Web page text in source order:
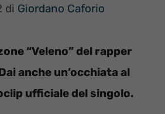
di Giordano Caforio
“Veleno” del rapper
anche un’occhiata al
ufficiale del singolo.